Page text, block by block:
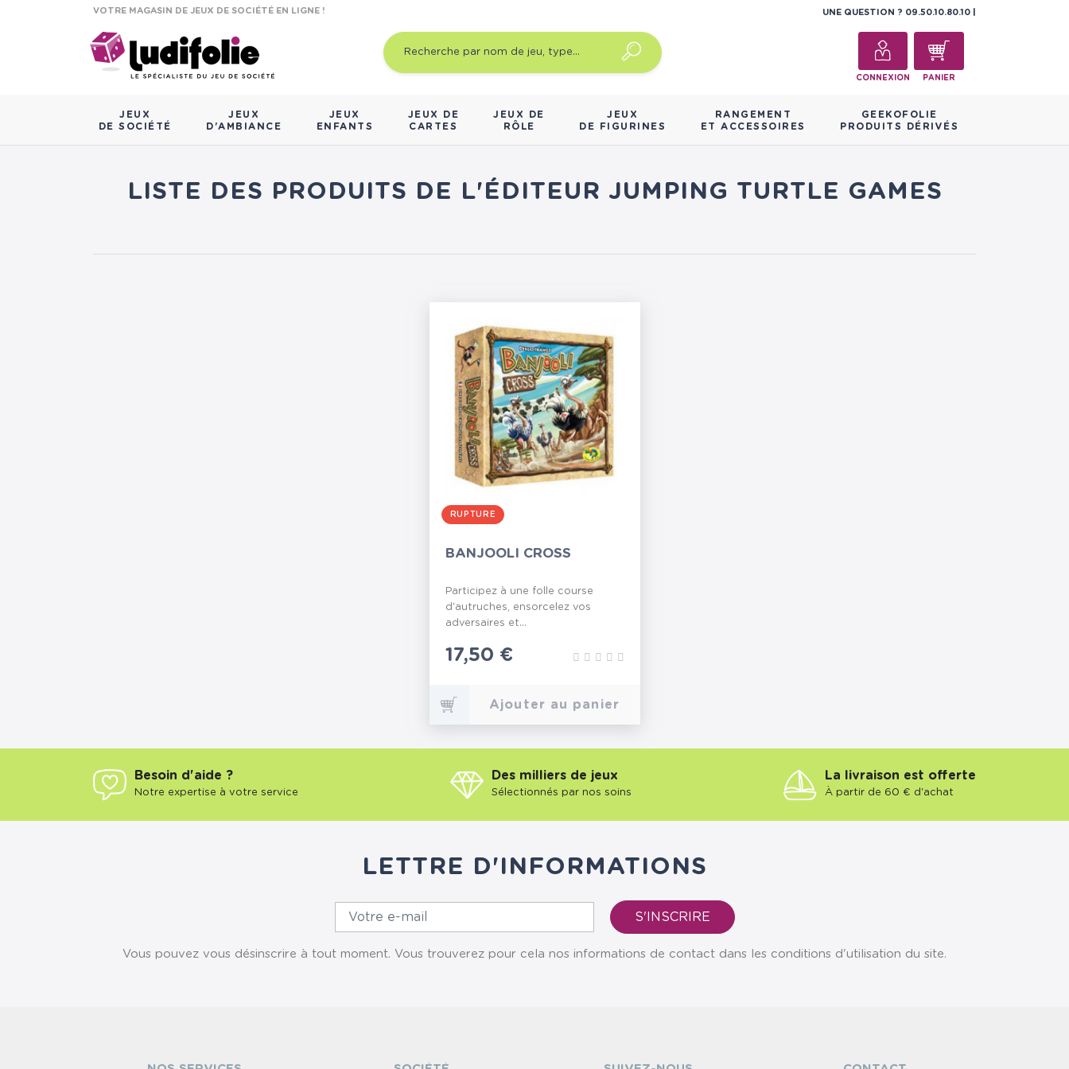
VOTRE MAGASIN DE JEUX DE SOCIÉTÉ EN LIGNE ! UNE QUESTION ? 09.50.10.80.10
CONNEXION PANIER
JEUX
DE SOCIÉTÉ
JEUX
D'AMBIANCE
JEUX
ENFANTS
JEUX DE
CARTES
JEUX DE
RÔLE
JEUX
DE FIGURINES
RANGEMENT
ET ACCESSOIRES
GEEKOFOLIE
PRODUITS DÉRIVÉS
LISTE DES PRODUITS DE L'ÉDITEUR JUMPING TURTLE GAMES
RUPTURE
BANJOOLI CROSS
Participez à une folle course
d'autruches, ensorcelez vos
adversaires et...
Prix
17,50 €
Ajouter au panier
Besoin d'aide ?
Notre expertise à votre service
Des milliers de jeux
Sélectionnés par nos soins
La livraison est offerte
À partir de 60 € d'achat
LETTRE D'INFORMATIONS
Vous pouvez vous désinscrire à tout moment. Vous trouverez pour cela nos informations de contact dans les conditions d'utilisation du site.